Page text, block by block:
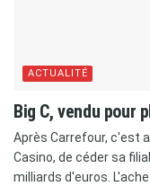
ACTUALITÉ
Big C, vendu pour
Après Carrefour, c'est
Casino, de céder sa
milliards d'euros.